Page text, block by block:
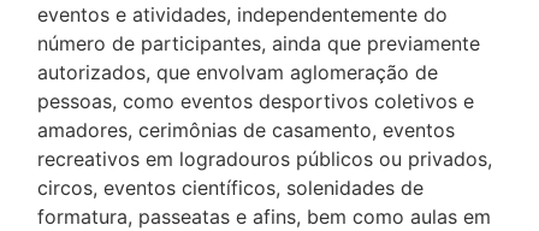
eventos e atividades, independentemente do
número de participantes, ainda que previamente
autorizados, que envolvam aglomeração de
pessoas, como eventos desportivos coletivos e
amadores, cerimônias de casamento, eventos
recreativos em logradouros públicos ou privados,
circos, eventos científicos, solenidades de
formatura, passeatas e afins, bem como aulas em